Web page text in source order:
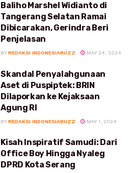
Baliho Marshel Widianto di
Tangerang Selatan Ramai
Dibicarakan, Gerindra Beri
Penjelasan
BY REDAKSI INDONESIABUZZ MAY 24, 2024
Skandal Penyalahgunaan
Aset di Puspiptek: BRIN
Dilaporkan ke Kejaksaan
Agung RI
BY REDAKSI INDONESIABUZZ MAY 1, 2024
Kisah Inspiratif Samudi: Dari
Office Boy Hingga Nyaleg
DPRD Kota Serang